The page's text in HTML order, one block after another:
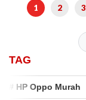
1 2 3
TAG
HP Oppo Murah